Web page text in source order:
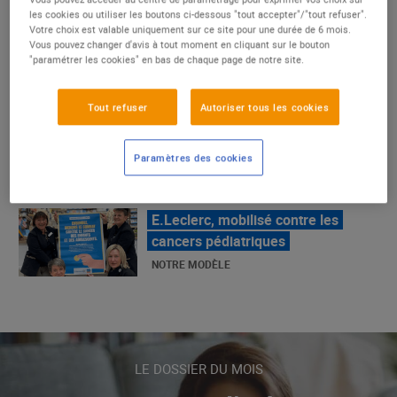
un succès
NOTRE MODÈLE
E.Leclerc, mobilisé contre les
cancers pédiatriques
LE MOUVEMENT E.LECLERC ET
SES COMBATS
NOTRE MODÈLE
« Repérage » - La nouvelle revue de
tendances de Marque Repère
ALIMENTATION DE QUALITÉ
LE DOSSIER DU MOIS
les cookies ou utiliser les boutons ci-dessous "tout accepter"/"tout refuser".
Votre choix est valable uniquement sur ce site pour une durée de 6 mois.
Vous pouvez changer d'avis à tout moment en cliquant sur le bouton
"paramétrer les cookies" en bas de chaque page de notre site.
Tout refuser Autoriser tous les cookies
Paramètres des cookies